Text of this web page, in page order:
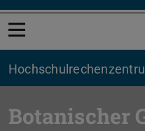
Menü öffnen
Botanischer